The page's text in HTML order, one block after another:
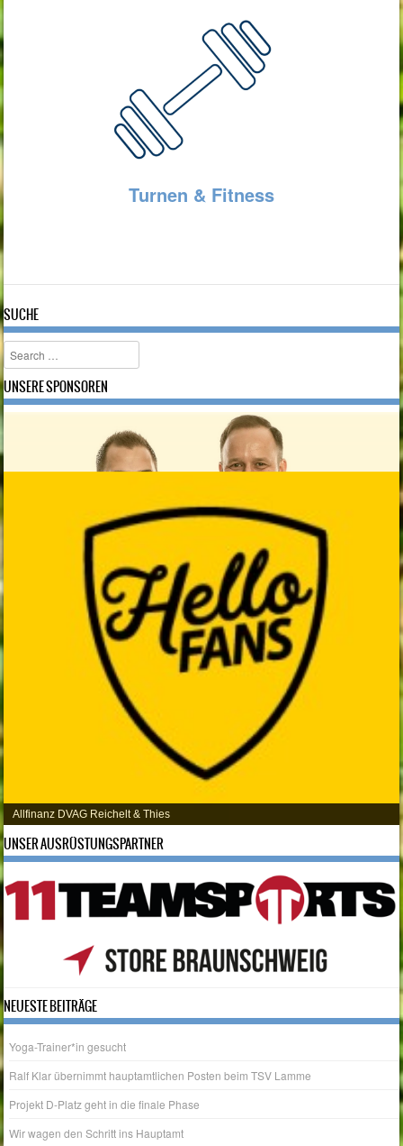
Turnen & Fitness
SUCHE
Search
UNSERE SPONSOREN
Allfinanz DVAG Reichelt & Thies
UNSER AUSRÜSTUNGSPARTNER
NEUESTE BEITRÄGE
Yoga-Trainer*in gesucht
Ralf Klar übernimmt hauptamtlichen Posten beim TSV Lamme
Projekt D-Platz geht in die finale Phase
Wir wagen den Schritt ins Hauptamt